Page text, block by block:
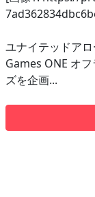
ユナイテッドア
Games ONE オ
ズを企画...